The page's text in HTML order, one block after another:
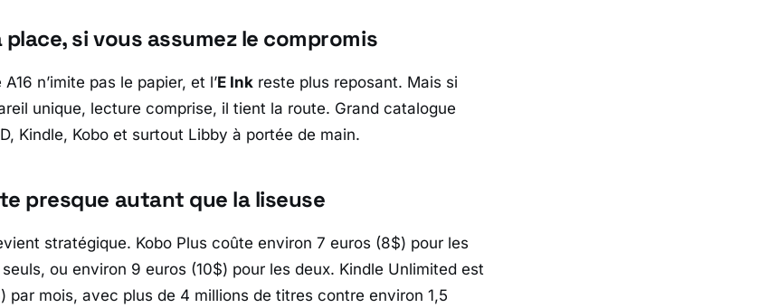
place, si vous assumez le compromis
A16 n’imite pas le papier, et l’E Ink reste plus reposant. Mais si
unique, lecture comprise, il tient la route. Grand catalogue
Kindle, Kobo et surtout Libby à portée de main.
presque autant que la liseuse
stratégique. Kobo Plus coûte environ 7 euros (8$) pour les
ou environ 9 euros (10$) pour les deux. Kindle Unlimited est
par mois, avec plus de 4 millions de titres contre environ 1,5